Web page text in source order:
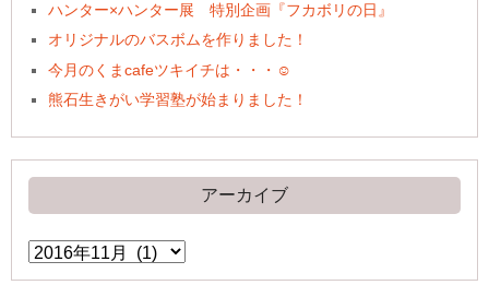
ハンター×ハンター展 特別企画『フカボリの日』
オリジナルのバスボムを作りました！
今月のくまcafeツキイチは・・・☺
熊石生きがい学習塾が始まりました！
アーカイブ
ア
ー